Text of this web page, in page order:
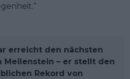
erreicht den nächsten
Meilenstein – er stellt den
Rekord von